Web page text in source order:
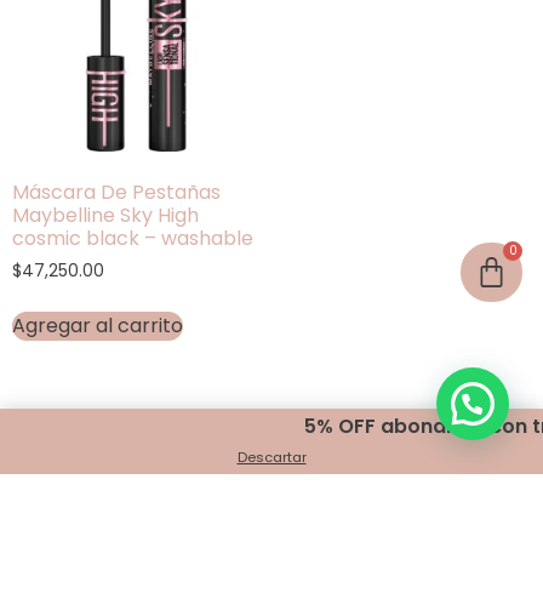
5% OFF abonando con
Descartar
Máscara De Pestañas
Maybelline Sky High
cosmic black – washable
$47,250.00
Agregar al carrito